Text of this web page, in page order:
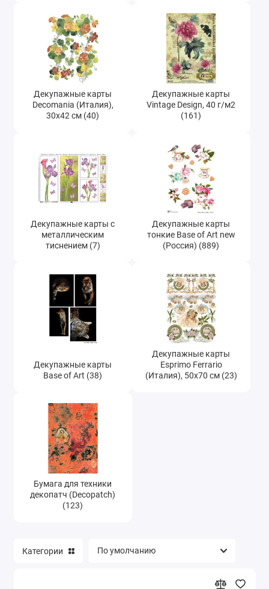
Декупажные карты Esprimo Ferrario
(Италия), 50х70 см (23)
Бумага для техники декопатч (Decopatch)
(123)
Декупажные карты
Decomania (Италия),
30х42 см (40)
Декупажные карты
Vintage Design, 40 г/м2
(161)
Декупажные карты с
металлическим
тиснением (7)
Декупажные карты
тонкие Base of Art new
(Россия) (889)
Декупажные карты
Base of Art (38)
Декупажные карты
Esprimo Ferrario
(Италия), 50х70 см (23)
Бумага для техники
декопатч (Decopatch)
(123)
Категории